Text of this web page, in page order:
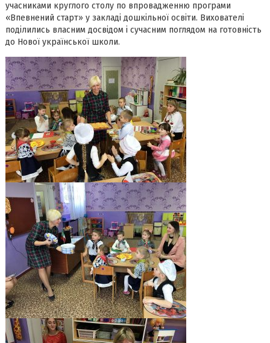
учасниками круглого столу по впровадженню програми
«Впевнений старт» у закладі дошкільної освіти. Вихователі
поділились власним досвідом і сучасним поглядом на готовність
до Нової української школи.